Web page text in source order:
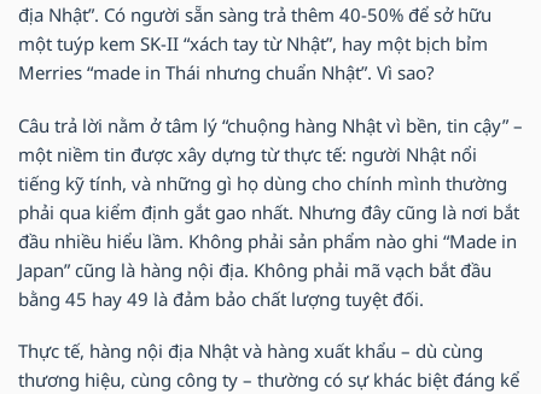
địa Nhật”. Có người sẵn sàng trả thêm 40-50% để sở hữu
một tuýp kem SK-II “xách tay từ Nhật”, hay một bịch bỉm
Merries “made in Thái nhưng chuẩn Nhật”. Vì sao?
Câu trả lời nằm ở tâm lý “chuộng hàng Nhật vì bền, tin cậy” –
một niềm tin được xây dựng từ thực tế: người Nhật nổi
tiếng kỹ tính, và những gì họ dùng cho chính mình thường
phải qua kiểm định gắt gao nhất. Nhưng đây cũng là nơi bắt
đầu nhiều hiểu lầm. Không phải sản phẩm nào ghi “Made in
Japan” cũng là hàng nội địa. Không phải mã vạch bắt đầu
bằng 45 hay 49 là đảm bảo chất lượng tuyệt đối.
Thực tế, hàng nội địa Nhật và hàng xuất khẩu – dù cùng
thương hiệu, cùng công ty – thường có sự khác biệt đáng kể